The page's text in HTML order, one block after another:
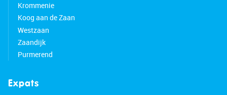
Krommenie
Koog aan de Zaan
Westzaan
Zaandijk
Purmerend
Expats